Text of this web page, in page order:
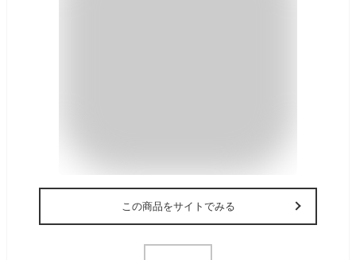
この商品をサイトでみる